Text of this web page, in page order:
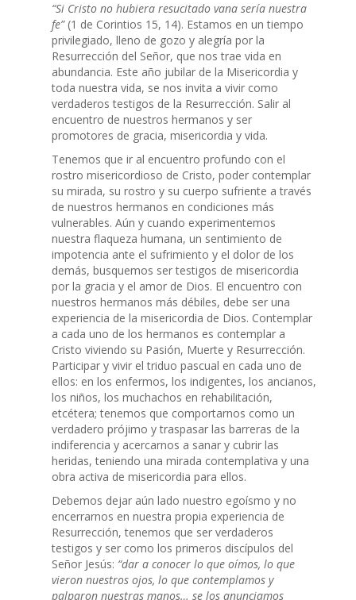
“Si Cristo no hubiera resucitado vana sería nuestra
fe”(1 de Corintios 15, 14). Estamos en un tiempo
privilegiado, lleno de gozo y alegría por la
Resurrección del Señor, que nos trae vida en
abundancia. Este año jubilar de la Misericordia y
toda nuestra vida, se nos invita a vivir como
verdaderos testigos de la Resurrección. Salir al
encuentro de nuestros hermanos y ser
promotores de gracia, misericordia y vida.
Tenemos que ir al encuentro profundo con el
rostro misericordioso de Cristo, poder contemplar
su mirada, su rostro y su cuerpo sufriente a través
de nuestros hermanos en condiciones más
vulnerables. Aún y cuando experimentemos
nuestra flaqueza humana, un sentimiento de
impotencia ante el sufrimiento y el dolor de los
demás, busquemos ser testigos de misericordia
por la gracia y el amor de Dios. El encuentro con
nuestros hermanos más débiles, debe ser una
experiencia de la misericordia de Dios. Contemplar
a cada uno de los hermanos es contemplar a
Cristo viviendo su Pasión, Muerte y Resurrección.
Participar y vivir el triduo pascual en cada uno de
ellos: en los enfermos, los indigentes, los ancianos,
los niños, los muchachos en rehabilitación,
etcétera; tenemos que comportarnos como un
verdadero prójimo y traspasar las barreras de la
indiferencia y acercarnos a sanar y cubrir las
heridas, teniendo una mirada contemplativa y una
obra activa de misericordia para ellos.
Debemos dejar aún lado nuestro egoísmo y no
encerrarnos en nuestra propia experiencia de
Resurrección, tenemos que ser verdaderos
testigos y ser como los primeros discípulos del
Señor Jesús: “dar a conocer lo que oímos, lo que
vieron nuestros ojos, lo que contemplamos y
palparon nuestras manos… se los anunciamos